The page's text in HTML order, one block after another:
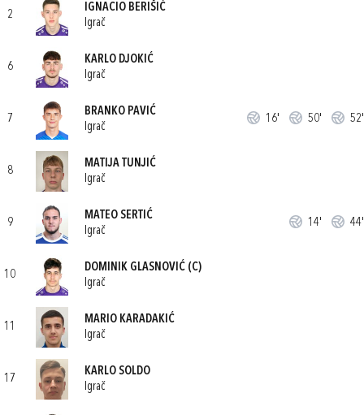
2
IGNACIO BERIŠIĆ
Igrač
6
KARLO DJOKIĆ
Igrač
7
BRANKO PAVIĆ
Igrač
16' 50' 52'
8
MATIJA TUNJIĆ
Igrač
9
MATEO SERTIĆ
Igrač
14' 44'
10
DOMINIK GLASNOVIĆ (C)
Igrač
11
MARIO KARADAKIĆ
Igrač
17
KARLO SOLDO
Igrač